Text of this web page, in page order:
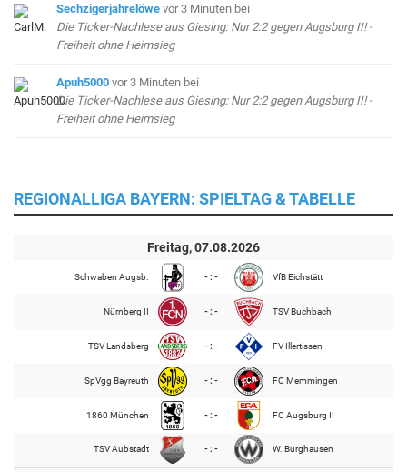
Sechzigerjahrelöwe vor 3 Minuten bei
Die Ticker-Nachlese aus Giesing: Nur 2:2 gegen Augsburg II! -
Freiheit ohne Heimsieg
Apuh5000 vor 3 Minuten bei
Die Ticker-Nachlese aus Giesing: Nur 2:2 gegen Augsburg II! -
Freiheit ohne Heimsieg
REGIONALLIGA BAYERN: SPIELTAG & TABELLE
Freitag, 07.08.2026
Schwaben Augsb. - : - VfB Eichstätt
Nürnberg II - : - TSV Buchbach
TSV Landsberg - : - FV Illertissen
SpVgg Bayreuth - : - FC Memmingen
1860 München - : - FC Augsburg II
TSV Aubstadt - : - W. Burghausen